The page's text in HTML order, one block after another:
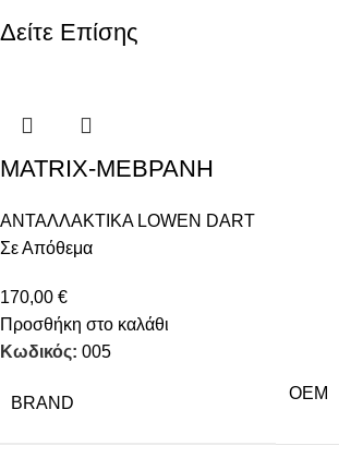
Δείτε Επίσης
MATRIX-ΜΕΒΡΑΝΗ
ΑΝΤΑΛΛΑΚΤΙΚΑ LOWEN DART
Σε Απόθεμα
170,00 €
Προσθήκη στο καλάθι
Κωδικός: 005
BRAND
OEM